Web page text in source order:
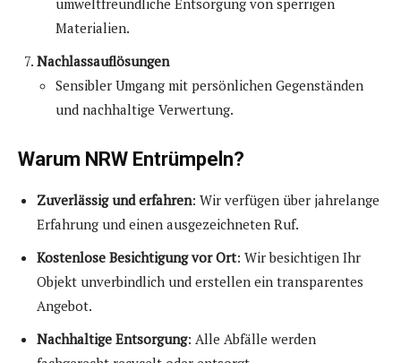
umweltfreundliche Entsorgung von sperrigen
Materialien.
Nachlassauflösungen
Sensibler Umgang mit persönlichen Gegenständen
und nachhaltige Verwertung.
Warum NRW Entrümpeln?
Zuverlässig und erfahren: Wir verfügen über jahrelange
Erfahrung und einen ausgezeichneten Ruf.
Kostenlose Besichtigung vor Ort: Wir besichtigen Ihr
Objekt unverbindlich und erstellen ein transparentes
Angebot.
Nachhaltige Entsorgung: Alle Abfälle werden